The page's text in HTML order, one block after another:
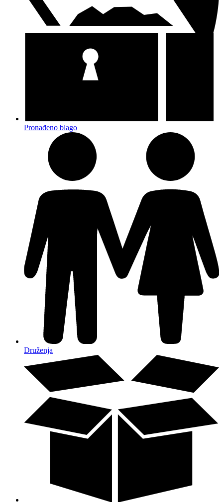
Pronađeno blago
Druženja